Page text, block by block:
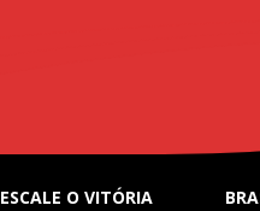
ESCALE O VITÓRIA